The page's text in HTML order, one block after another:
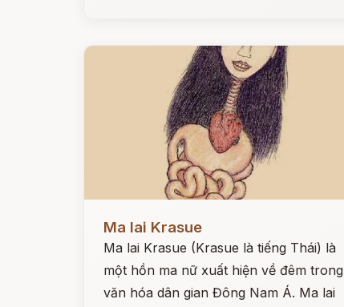
Ma lai Krasue
Ma lai Krasue (Krasue là tiếng Thái) là
một hồn ma nữ xuất hiện về đêm trong
văn hóa dân gian Đông Nam Á. Ma lai